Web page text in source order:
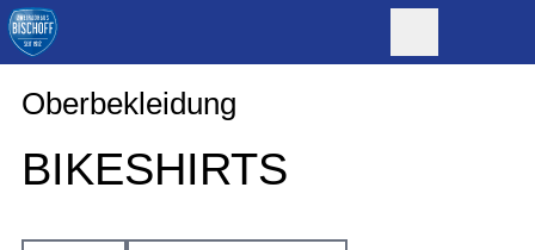
Oberbekleidung
BIKESHIRTS